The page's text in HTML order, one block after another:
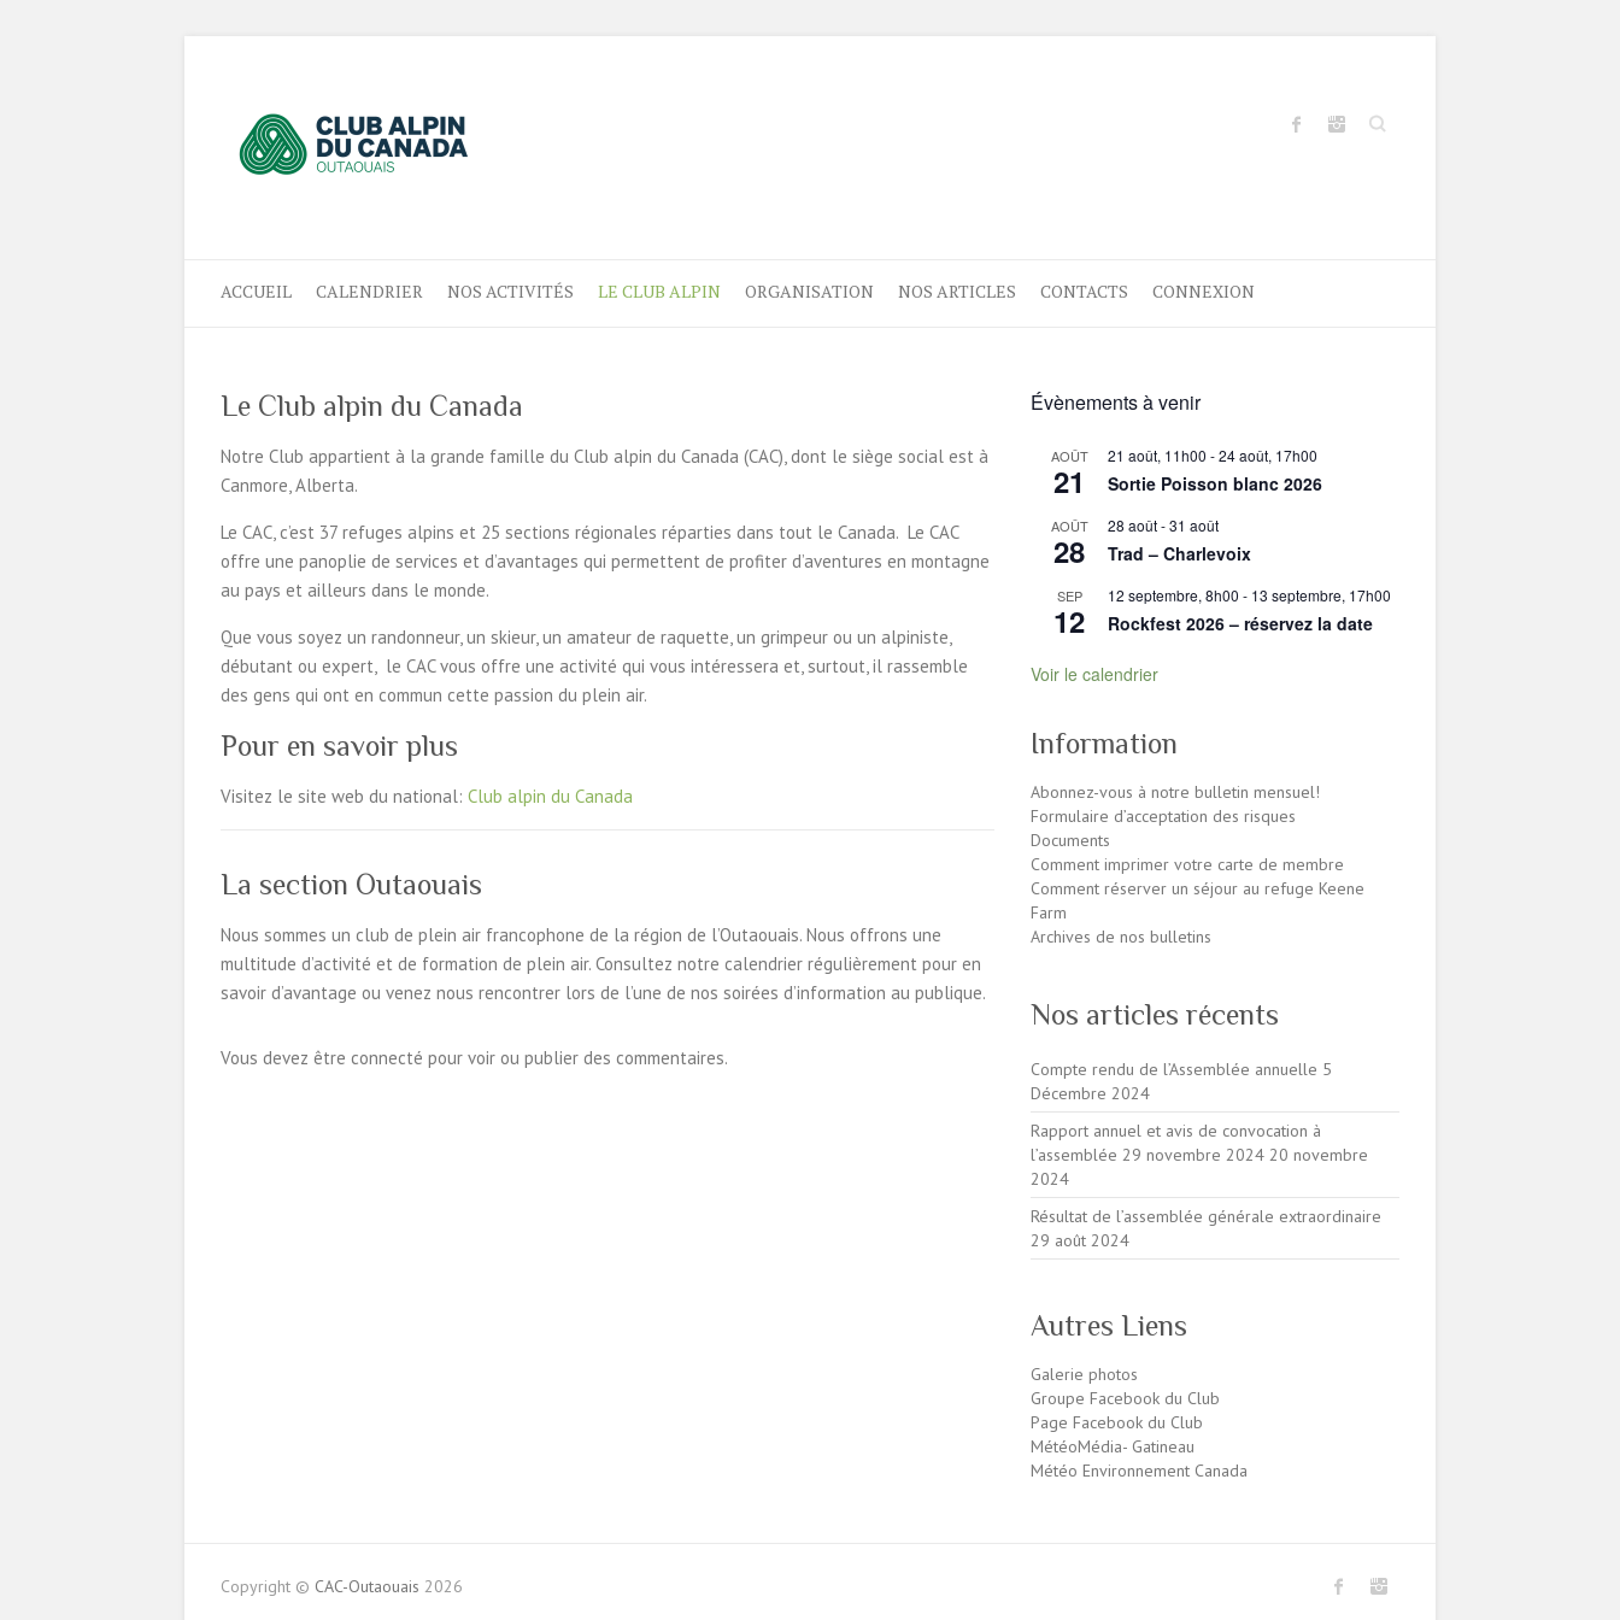
Search
ACCUEIL CALENDRIER NOS ACTIVITÉS LE CLUB ALPIN ORGANISATION NOS ARTICLES CONTACTS CONNEXION
Le Club alpin du Canada
Notre Club appartient à la grande famille du Club alpin du Canada (CAC), dont le siège social est à
Canmore, Alberta.
Le CAC, c’est 37 refuges alpins et 25 sections régionales réparties dans tout le Canada. Le CAC
offre une panoplie de services et d’avantages qui permettent de profiter d’aventures en montagne
au pays et ailleurs dans le monde.
Que vous soyez un randonneur, un skieur, un amateur de raquette, un grimpeur ou un alpiniste,
débutant ou expert, le CAC vous offre une activité qui vous intéressera et, surtout, il rassemble
des gens qui ont en commun cette passion du plein air.
Pour en savoir plus
Visitez le site web du national: Club alpin du Canada
La section Outaouais
Nous sommes un club de plein air francophone de la région de l’Outaouais. Nous offrons une
multitude d’activité et de formation de plein air. Consultez notre calendrier régulièrement pour en
savoir d’avantage ou venez nous rencontrer lors de l’une de nos soirées d’information au publique.
Vous devez être connecté pour voir ou publier des commentaires.
Évènements à venir
AOÛT
21
21 août, 11h00 -24 août, 17h00
Sortie Poisson blanc 2026
AOÛT
28
28 août-31 août
Trad – Charlevoix
SEP
12
12 septembre, 8h00 - 13 septembre, 17h00
Rockfest 2026 – réservez la date
Voir le calendrier
Information
Abonnez-vous à notre bulletin mensuel!
Formulaire d’acceptation des risques
Documents
Comment imprimer votre carte de membre
Comment réserver un séjour au refuge Keene
Farm
Archives de nos bulletins
Nos articles récents
Compte rendu de l’Assemblée annuelle 5
Décembre 2024
Rapport annuel et avis de convocation à
l’assemblée 29 novembre 2024 20 novembre
2024
Résultat de l’assemblée générale extraordinaire
29 août 2024
Autres Liens
Galerie photos
Groupe Facebook du Club
Page Facebook du Club
MétéoMédia- Gatineau
Météo Environnement Canada
Copyright © CAC-Outaouais 2026